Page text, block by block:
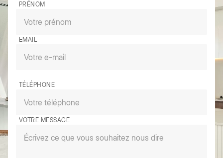
PRÉNOM
EMAIL
TÉLÉPHONE
VOTRE MESSAGE